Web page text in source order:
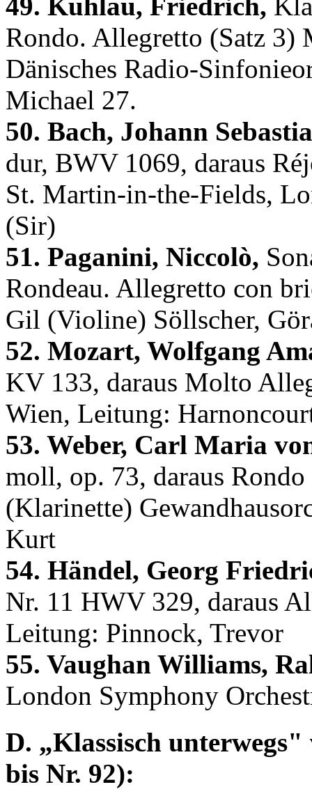
49. Kuhlau, Friedrich,
Rondo. Allegretto (Satz
Dänisches Radio-
Michael 27.
50. Bach, Johann
dur, BWV 1069, daraus
St. Martin-in-the-Fields,
(Sir)
51. Paganini, Niccolò,
Rondeau. Allegretto con
Gil (Violine) Söllscher,
52. Mozart, Wolfgang
KV 133, daraus Molto
Wien, Leitung:
53. Weber, Carl Maria
moll, op. 73, daraus
(Klarinette)
Kurt
54. Händel, Georg
Nr. 11 HWV 329, daraus
Leitung: Pinnock, Trevor
55. Vaughan Williams,
London Symphony
D. „Klassisch
bis Nr. 92):